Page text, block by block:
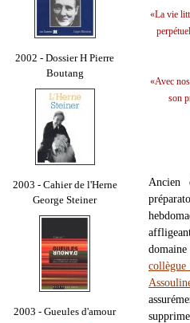
2002 - Dossier H Pierre
Boutang
2003 - Cahier de l'Herne
George Steiner
2003 - Gueules d'amour
«La vie
«Avec
son
Ancien